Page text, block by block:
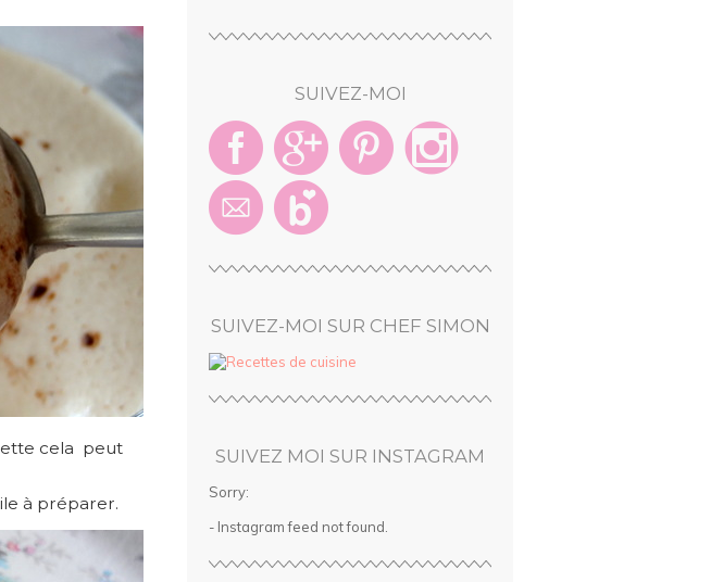
cela peut
à préparer.
SUIVEZ-MOI
SUIVEZ-MOI SUR CHEF SIMON
SUIVEZ MOI SUR INSTAGRAM
Sorry:
- Instagram feed not found.